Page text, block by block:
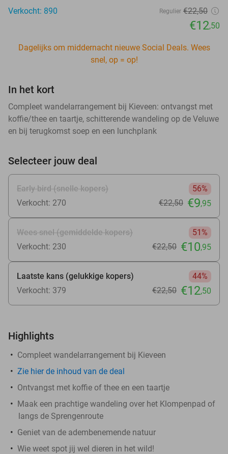
Verkocht: 890
Regulier €22,50
€12,50
Dagelijks om middernacht nieuwe Social Deals. Wees
snel, op = op!
In het kort
Compleet wandelarrangement bij Kieveen: ontvangst met
koffie/thee en taartje, schitterende wandeling op de Veluwe
en bij terugkomst soep en een lunchplank
Selecteer jouw deal
Early bird (snelle kopers)
56%
Verkocht: 270
€22,50 €9,95
Wees snel (gemiddelde kopers)
51%
Verkocht: 230
€22,50 €10,95
Laatste kans (gelukkige kopers)
44%
Verkocht: 379
€22,50 €12,50
Highlights
Compleet wandelarrangement bij Kieveen
Zie hierde inhoud van de deal
Ontvangst met koffie of thee en een taartje
Maak een prachtige wandeling over het Klompenpad of
langs de Sprengenroute
Geniet van de adembenemende natuur
Wie weet spot jij wel dieren in het wild!